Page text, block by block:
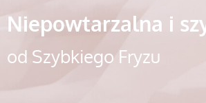
Niepowtarzalna i
od Szybkiego Fryzu